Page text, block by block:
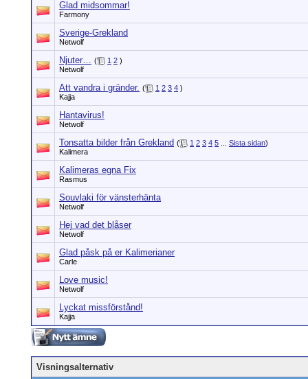
Glad midsommar!
Farmony
Sverige-Grekland
Netwolf
Njuter… ( 1 2 )
Netwolf
Att vandra i gränder. ( 1 2 3 4 )
Kajja
Hantavirus!
Netwolf
Tonsatta bilder från Grekland ( 1 2 3 4 5 Sista sidan)
Kalimera
Kalimeras egna Fix
Rasmus
Souvlaki för vänsterhänta
Netwolf
Hej vad det blåser
Netwolf
Glad påsk på er Kalimerianer
Carle
Love music!
Netwolf
Lyckat missförstånd!
Kajja
Visningsalternativ